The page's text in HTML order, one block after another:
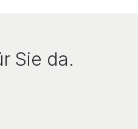
Sie da.